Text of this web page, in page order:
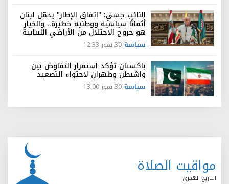
النائب جشي: "اتفاق الإطار" يحمّل لبنان
أثمانًا سياسية ووطنية خطيرة.. والخيار
هو خروج الاحتلال من الأراضي اللبنانية
سياسة 30 تموز 12:33
باكستان تؤكد استمرار التفاوض بين
واشنطن وطهران لاحتواء التصعيد
سياسة 30 تموز 13:00
مواقيت الصلاة
التاريخ الهجري